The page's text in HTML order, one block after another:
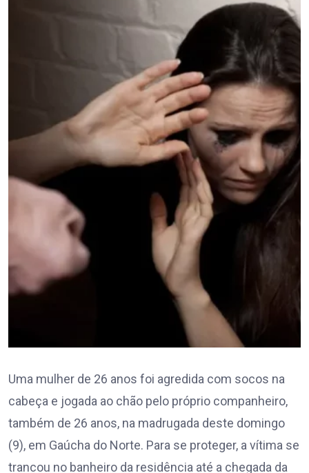
Uma mulher de 26 anos foi agredida com socos na
cabeça e jogada ao chão pelo próprio companheiro,
também de 26 anos, na madrugada deste domingo
(9), em Gaúcha do Norte. Para se proteger, a vítima se
trancou no banheiro da residência até a chegada da